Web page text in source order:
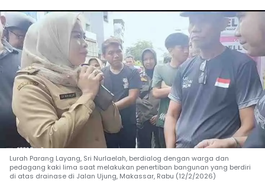
Lurah Parang Layang, Sri Nurlaelah, berdialog dengan warga dan
pedagang kaki lima saat melakukan penertiban bangunan yang berdiri
di atas drainase di Jalan Ujung, Makassar, Rabu (12/2/2026)